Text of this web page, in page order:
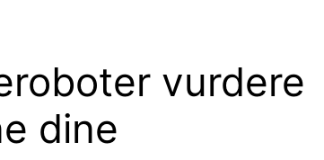
vurdere
dine